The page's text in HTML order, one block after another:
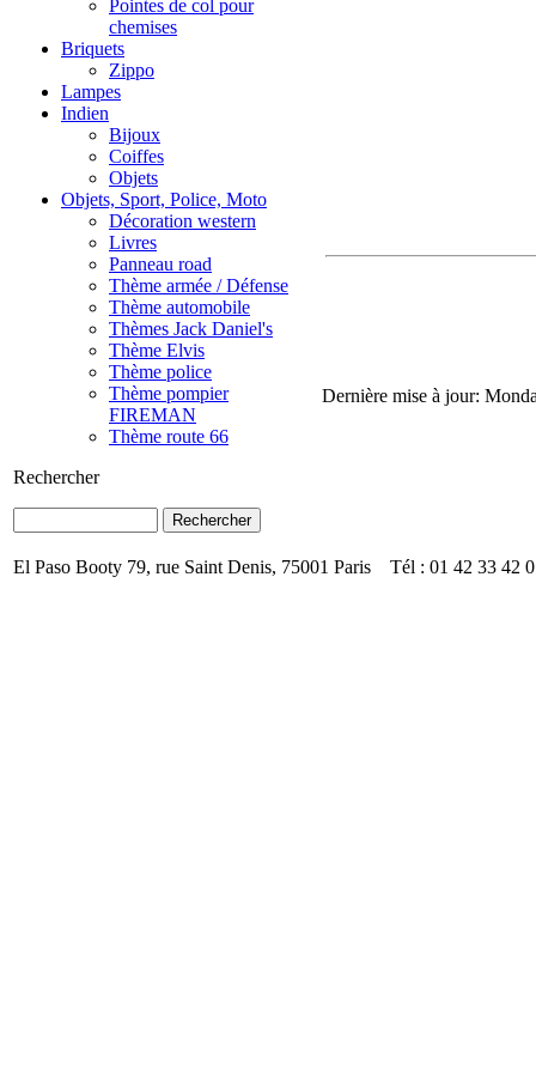
Pointes de col pour
chemises
Briquets
Zippo
Lampes
Indien
Bijoux
Coiffes
Objets
Objets, Sport, Police, Moto
Décoration western
Livres
Panneau road
Thème armée / Défense
Thème automobile
Thèmes Jack Daniel's
Thème Elvis
Thème police
Thème pompier
FIREMAN
Thème route 66
Rechercher
Dernière mise à jour:
El Paso Booty 79, rue Saint Denis, 75001 Paris Tél : 01 42 33 42